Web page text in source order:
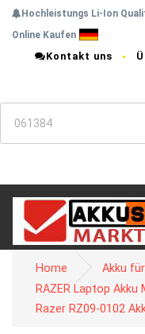
Hochleistungs Li-Ion
Online Kaufen
Kontakt uns
Home
Akku
RAZER Laptop Akku
Razer RZ09-0102